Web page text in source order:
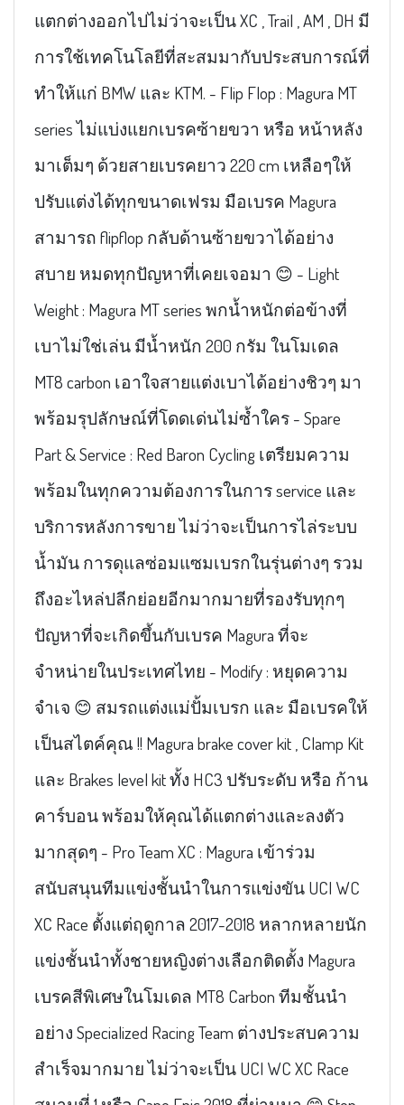
แตกต่างออกไปไม่ว่าจะเป็น XC , Trail , AM , DH มี
การใช้เทคโนโลยีที่สะสมมากับประสบการณ์ที่
ทำให้แก่ BMW และ KTM. - Flip Flop : Magura MT
series ไม่แบ่งแยกเบรคซ้ายขวา หรือ หน้าหลัง
มาเต็มๆ ด้วยสายเบรคยาว 220 cm เหลือๆให้
ปรับแต่งได้ทุกขนาดเฟรม มือเบรค Magura
สามารถ flipflop กลับด้านซ้ายขวาได้อย่าง
สบาย หมดทุกปัญหาที่เคยเจอมา 😊 - Light
Weight : Magura MT series พกน้ำหนักต่อข้างที่
เบาไม่ใช่เล่น มีน้ำหนัก 200 กรัม ในโมเดล
MT8 carbon เอาใจสายแต่งเบาได้อย่างชิวๆ มา
พร้อมรุปลักษณ์ที่โดดเด่นไม่ซ้ำใคร - Spare
Part & Service : Red Baron Cycling เตรียมความ
พร้อมในทุกความต้องการในการ service และ
บริการหลังการขาย ไม่ว่าจะเป็นการไล่ระบบ
น้ำมัน การดุแลซ่อมแซมเบรกในรุ่นต่างๆ รวม
ถึงอะไหล่ปลีกย่อยอีกมากมายที่รองรับทุกๆ
ปัญหาที่จะเกิดขึ้นกับเบรค Magura ที่จะ
จำหน่ายในประเทศไทย - Modify : หยุดความ
จำเจ 😊 สมรถแต่งแม่ปั้มเบรก และ มือเบรคให้
เป็นสไตค์คุณ !! Magura brake cover kit , Clamp Kit
และ Brakes level kit ทั้ง HC3 ปรับระดับ หรือ ก้าน
คาร์บอน พร้อมให้คุณได้แตกต่างและลงตัว
มากสุดๆ - Pro Team XC : Magura เข้าร่วม
สนับสนุนทีมแข่งชั้นนำในการแข่งขัน UCI WC
XC Race ตั้งแต่ฤดูกาล 2017-2018 หลากหลายนัก
แข่งชั้นนำทั้งชายหญิงต่างเลือกติดตั้ง Magura
เบรคสีพิเศษในโมเดล MT8 Carbon ทีมชั้นนำ
อย่าง Specialized Racing Team ต่างประสบความ
สำเร็จมากมาย ไม่ว่าจะเป็น UCI WC XC Race